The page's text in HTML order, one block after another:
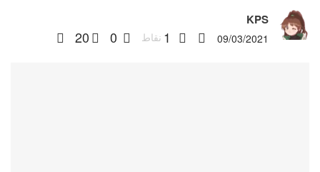
KPS
09/03/2021
1 نقاط 0
20